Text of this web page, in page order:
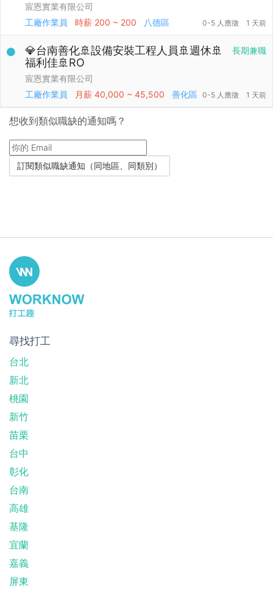
宸恩實業有限公司
工廠作業員
時薪 200 ~ 200 八德區 0-5 人應徵 1 天前
長期兼職
💎台南善化🚢設備安裝工程人員🚢週休🚢
福利佳🚢RO
宸恩實業有限公司
工廠作業員
月薪 40,000 ~ 45,500 善化區 0-5 人應徵 1 天前
想收到類似職缺的通知嗎？
尋找打工
台北
新北
桃園
新竹
苗栗
台中
彰化
台南
高雄
基隆
宜蘭
嘉義
屏東